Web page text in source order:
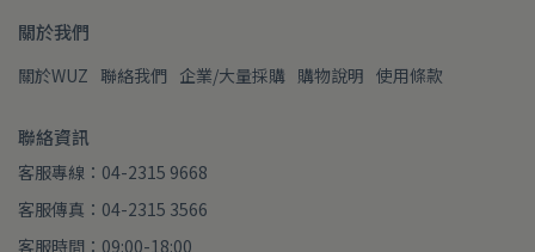
關於我們
關於WUZ 聯絡我們 企業/大量採購 購物說明 使用條款
聯絡資訊
客服專線：04-2315 9668
客服傳真：04-2315 3566
客服時間：09:00-18:00